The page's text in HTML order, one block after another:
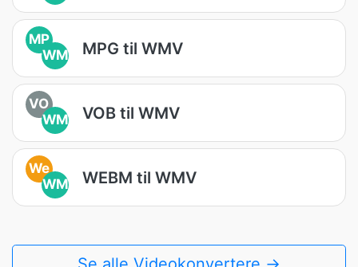
MP
WM
MPG til WMV
VO
WM
VOB til WMV
We
WM
WEBM til WMV